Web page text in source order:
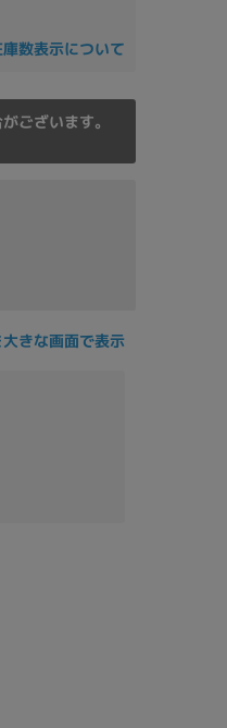
数表示について
ございます。
きな画面で表示
月 から